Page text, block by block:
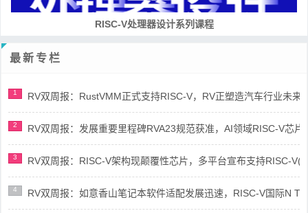
RISC-V处理器设计系列课程
最新专栏
1 RV双周报：RustVMM正式支持RISC-V，RV正塑造汽车行业未来
2 RV双周报：发展重要里程碑RVA23规范获准，AI领域RISC-V芯
3 RV双周报：RISC-V架构现颠覆性芯片，多平台宣布支持RISC-V(
4 RV双周报：如意香山笔记本软件适配发展迅速，RISC-V国际N